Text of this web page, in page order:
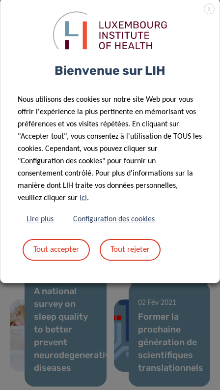
29 Sep 2021
De CON-VINCE
matière de
médecine
Soutenir la
recherche sur
la maladie
l’IBBL
permettant
d’évaluer la
échantillons
de liquide
céphalorachidien
11 Août 2021
Faire
progresser le
la maladie de
Parkinson
19 Avr 2021
De nouvelles
connaissances
sur les
facteurs de
génétiques de
la démence à
CON-VINCE
study enters
A national
survey on
sleep quality
to better
prevent
neurodegenerative
diseases
02 Fév 2021
Former la
prochaine
génération de
scientifiques
translationnels
X
Bienvenue sur LIH
Nous utilisons des cookies sur notre site Web pour vous
offrir l'expérience la plus pertinente en mémorisant vos
préférences et vos visites répétées. En cliquant sur
"Accepter tout", vous consentez à l'utilisation de TOUS les
cookies. Cependant, vous pouvez cliquer sur
"Configuration des cookies" pour fournir un
consentement contrôlé. Pour plus d'informations sur la
manière dont LIH traite vos données personnelles,
veuillez cliquer sur ici.
Lire plus Configuration des cookies
Tout accepter Tout rejeter